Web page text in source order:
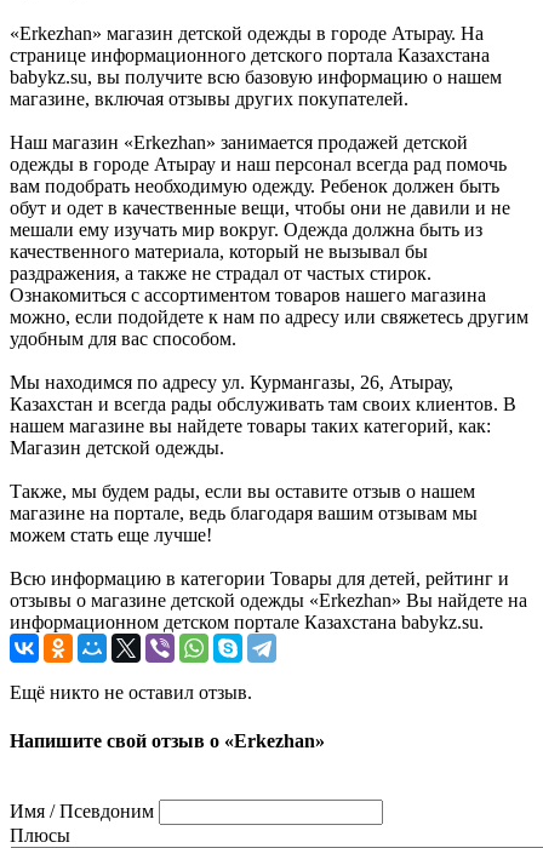
«Erkezhan» магазин детской одежды в городе Атырау. На
странице информационного детского портала Казахстана
babykz.su, вы получите всю базовую информацию о нашем
магазине, включая отзывы других покупателей.
Наш магазин «Erkezhan» занимается продажей детской
одежды в городе Атырау и наш персонал всегда рад помочь
вам подобрать необходимую одежду. Ребенок должен быть
обут и одет в качественные вещи, чтобы они не давили и не
мешали ему изучать мир вокруг. Одежда должна быть из
качественного материала, который не вызывал бы
раздражения, а также не страдал от частых стирок.
Ознакомиться с ассортиментом товаров нашего магазина
можно, если подойдете к нам по адресу или свяжетесь другим
удобным для вас способом.
Мы находимся по адресу ул. Курмангазы, 26, Атырау,
Казахстан и всегда рады обслуживать там своих клиентов. В
нашем магазине вы найдете товары таких категорий, как:
Магазин детской одежды.
Также, мы будем рады, если вы оставите отзыв о нашем
магазине на портале, ведь благодаря вашим отзывам мы
можем стать еще лучше!
Всю информацию в категории Товары для детей, рейтинг и
отзывы о магазине детской одежды «Erkezhan» Вы найдете на
информационном детском портале Казахстана babykz.su.
Ещё никто не оставил отзыв.
Напишите свой отзыв о «Erkezhan»
Имя / Псевдоним
Плюсы